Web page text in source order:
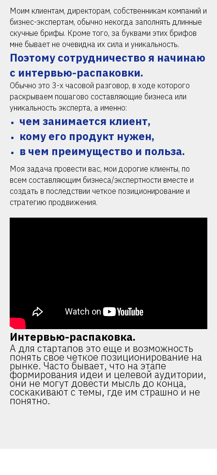
Моим клиентам, директорам, собственникам компаний и
бизнес-экспертам, обычно некогда заполнять длинные
скучные брифы. Кроме того, за буквами этих брифов
мне бывает не очевидна их сила и уникальность.
Поэтому сотрудничество я начинаю
с интервью-распаковки.
Обычно это 3-х часовой разговор, в ходе которого
раскрываем пошагово составляющие бизнеса или
уникальность эксперта, а именно:
чем занимается клиент,
кому его продукт нужен,
в чем преимущество и польза.
Моя задача провести вас, мои дорогие клиенты, по
всем составляющим бизнеса/экспертности вместе и
создать в последствии четкое позиционирование и
стратегию продвижения.
Интервью-распаковка.
А для стартапов это еще и возможность
понять свое четкое позиционирование на
рынке. Часто бывает, что на этапе
формирования идеи и целевой аудитории,
они не могут довести мысль до конца,
соскакивают с темы, где им страшно и не
понятно.